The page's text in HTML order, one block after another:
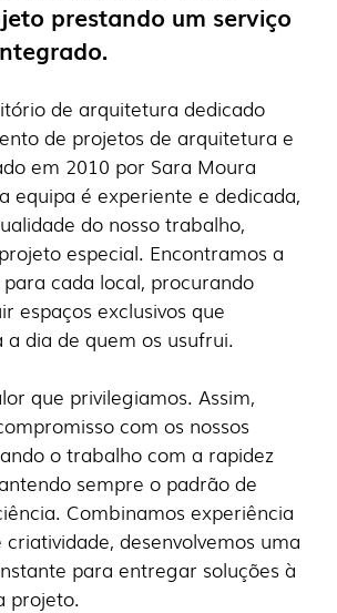
prestando um serviço
de arquitetura dedicado
de projetos de arquitetura e
em 2010 por Sara Moura
equipa é experiente e dedicada,
do nosso trabalho,
especial. Encontramos a
cada local, procurando
espaços exclusivos que
dia de quem os usufrui.
que privilegiamos. Assim,
com os nossos
o trabalho com a rapidez
sempre o padrão de
Combinamos experiência
desenvolvemos uma
para entregar soluções à
projeto.